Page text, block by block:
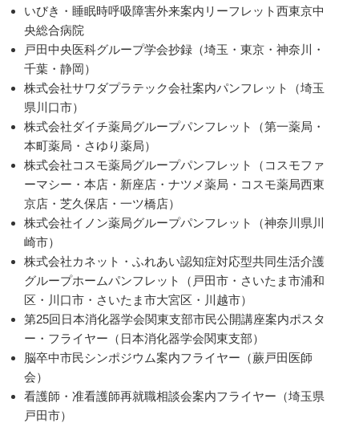
いびき・睡眠時呼吸障害外来案内リーフレット西東京中
央総合病院
戸田中央医科グループ学会抄録（埼玉・東京・神奈川・
千葉・静岡）
株式会社サワダプラテック会社案内パンフレット（埼玉
県川口市）
株式会社ダイチ薬局グループパンフレット（第一薬局・
本町薬局・さゆり薬局）
株式会社コスモ薬局グループパンフレット（コスモファ
ーマシー・本店・新座店・ナツメ薬局・コスモ薬局西東
京店・芝久保店・一ツ橋店）
株式会社イノン薬局グループパンフレット（神奈川県川
崎市）
株式会社カネット・ふれあい認知症対応型共同生活介護
グループホームパンフレット（戸田市・さいたま市浦和
区・川口市・さいたま市大宮区・川越市）
第25回日本消化器学会関東支部市民公開講座案内ポスタ
ー・フライヤー（日本消化器学会関東支部）
脳卒中市民シンポジウム案内フライヤー（蕨戸田医師
会）
看護師・准看護師再就職相談会案内フライヤー（埼玉県
戸田市）